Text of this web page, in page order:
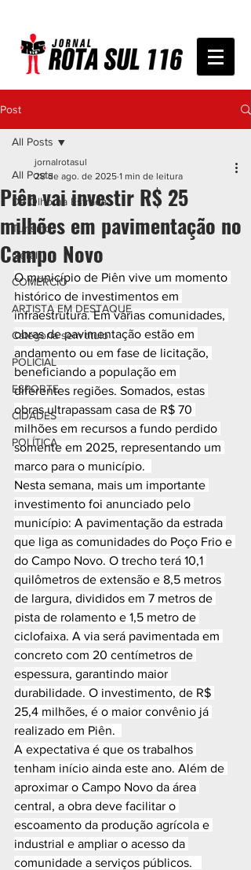
Post
All Posts
De Olho na Estrada
Turismo
Geral
COMÉRCIO
ARTISTA EM DESTAQUE
Categoria sem título
POLICIAL
ESPORTE
CIDADES
POLÍTICA
All Posts
Piên vai investir R$ 25
milhões em pavimentação no
Campo Novo
jornalrotasul
28 de ago. de 2025 1 min de leitura
O município de Piên vive um momento
histórico de investimentos em
infraestrutura. Em várias comunidades,
obras de pavimentação estão em
andamento ou em fase de licitação,
beneficiando a população em
diferentes regiões. Somados, estas
obras ultrapassam casa de R$ 70
milhões em recursos a fundo perdido
somente em 2025, representando um
marco para o município.
Nesta semana, mais um importante
investimento foi anunciado pelo
município: A pavimentação da estrada
que liga as comunidades do Poço Frio e
do Campo Novo. O trecho terá 10,1
quilômetros de extensão e 8,5 metros
de largura, divididos em 7 metros de
pista de rolamento e 1,5 metro de
ciclofaixa. A via será pavimentada em
concreto com 20 centímetros de
espessura, garantindo maior
durabilidade. O investimento, de R$
25,4 milhões, é o maior convênio já
realizado em Piên.
A expectativa é que os trabalhos
tenham início ainda este ano. Além de
aproximar o Campo Novo da área
central, a obra deve facilitar o
escoamento da produção agrícola e
industrial e ampliar o acesso da
comunidade a serviços públicos.